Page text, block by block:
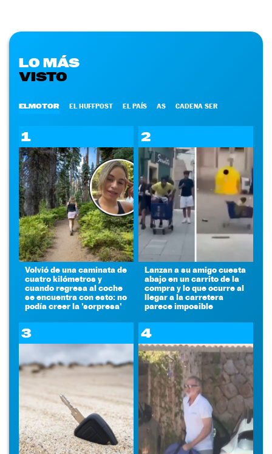
LO MÁS
VISTO
ELMOTOR EL HUFFPOST EL PAÍS AS CADENA SER
1
Volvió de una caminata de
cuatro kilómetros y
cuando regresa al coche
se encuentra con esto: no
podía creer la 'sorpresa'
2
Lanzan a su amigo cuesta
abajo en un carrito de la
compra y lo que ocurre al
llegar a la carretera
parece imposible
3 4